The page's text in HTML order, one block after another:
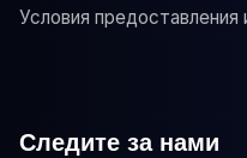
Условия предоставления
Следите за нами